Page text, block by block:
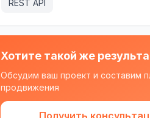
REST API
Хотите такой же
Обсудим ваш проект и составим
продвижения
Получить